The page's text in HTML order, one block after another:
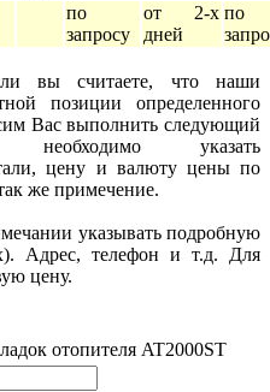
по
запросу
от 2-х
дней
по
вы считаете, что наши
позиции определенного
Вас выполнить следующий
указать
цену и валюту цены по
же примечение.
указывать подробную
Адрес, телефон и т.д. Для
цену.
отопителя AT2000ST